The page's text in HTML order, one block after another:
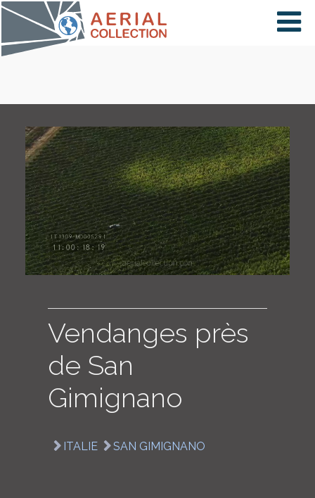
×
PAYS
CARTE
COLLECTIONS
LOGIN
Vendanges près
de San
Gimignano
ITALIE SAN GIMIGNANO